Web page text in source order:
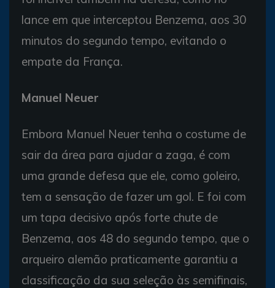
lance em que interceptou Benzema, aos 30
minutos do segundo tempo, evitando o
empate da França.
Manuel Neuer
Embora Manuel Neuer tenha o costume de
sair da área para ajudar a zaga, é com
uma grande defesa que ele, como goleiro,
tem a sensação de fazer um gol. E foi com
um tapa decisivo após forte chute de
Benzema, aos 48 do segundo tempo, que o
arqueiro alemão praticamente garantiu a
classificação da sua seleção às semifinais,